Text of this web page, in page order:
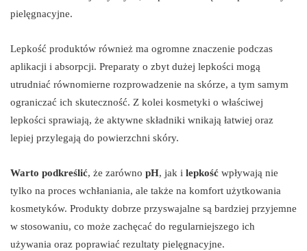
pielęgnacyjne.
Lepkość produktów również ma ogromne znaczenie podczas
aplikacji i absorpcji. Preparaty o zbyt dużej lepkości mogą
utrudniać równomierne rozprowadzenie na skórze, a tym samym
ograniczać ich skuteczność. Z kolei kosmetyki o właściwej
lepkości sprawiają, że aktywne składniki wnikają łatwiej oraz
lepiej przylegają do powierzchni skóry.
Warto podkreślić, że zarówno pH, jak i lepkość wpływają nie
tylko na proces wchłaniania, ale także na komfort użytkowania
kosmetyków. Produkty dobrze przyswajalne są bardziej przyjemne
w stosowaniu, co może zachęcać do regularniejszego ich
używania oraz poprawiać rezultaty pielęgnacyjne.